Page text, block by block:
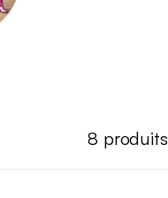
8 produits